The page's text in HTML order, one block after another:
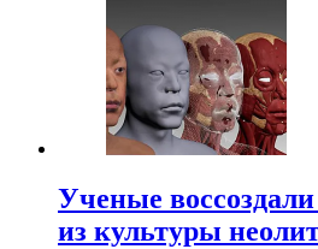
Ученые
из культуры